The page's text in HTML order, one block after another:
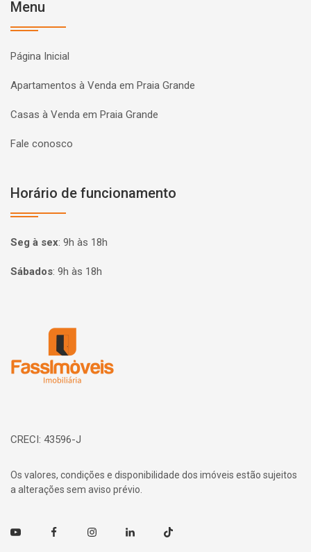
Menu
Página Inicial
Apartamentos à Venda em Praia Grande
Casas à Venda em Praia Grande
Fale conosco
Horário de funcionamento
Seg à sex: 9h às 18h
Sábados: 9h às 18h
CRECI: 43596-J
Os valores, condições e disponibilidade dos imóveis estão sujeitos
a alterações sem aviso prévio.
Youtube FacebookInstagramLinkedin TikTok